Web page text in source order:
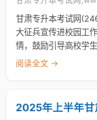
甘肃专升本考试网
大征兵宣传进校园工
情，鼓励引导高校学
阅读全文 →
2025年上半年甘